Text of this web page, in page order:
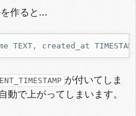
作ると…
TEXT, created_at
が付いてしま
で上がってしまいます。